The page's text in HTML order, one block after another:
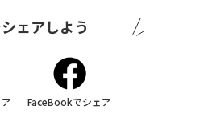
ェアしよう
FaceBookでシェア